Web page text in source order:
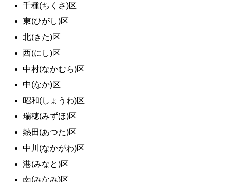
千種(ちくさ)区
東(ひがし)区
北(きた)区
西(にし)区
中村(なかむら)区
中(なか)区
昭和(しょうわ)区
瑞穂(みずほ)区
熱田(あつた)区
中川(なかがわ)区
港(みなと)区
南(みなみ)区